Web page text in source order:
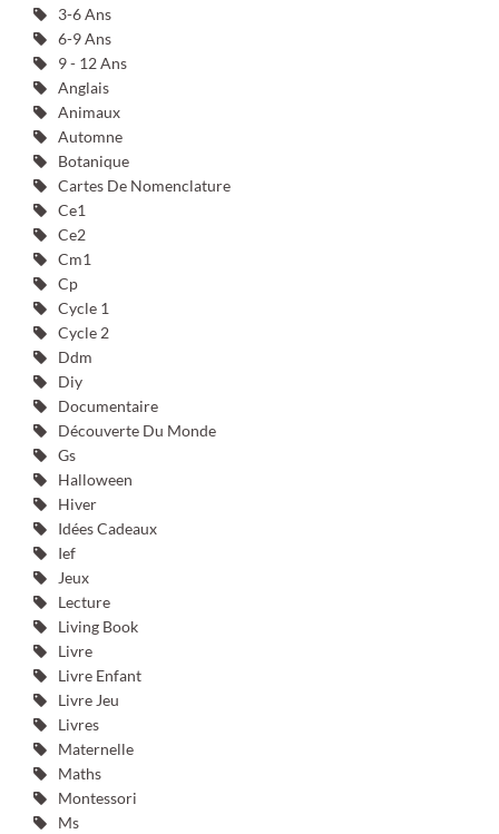
3-6 Ans
6-9 Ans
9 - 12 Ans
Anglais
Animaux
Automne
Botanique
Cartes De Nomenclature
Ce1
Ce2
Cm1
Cp
Cycle 1
Cycle 2
Ddm
Diy
Documentaire
Découverte Du Monde
Gs
Halloween
Hiver
Idées Cadeaux
Ief
Jeux
Lecture
Living Book
Livre
Livre Enfant
Livre Jeu
Livres
Maternelle
Maths
Montessori
Ms